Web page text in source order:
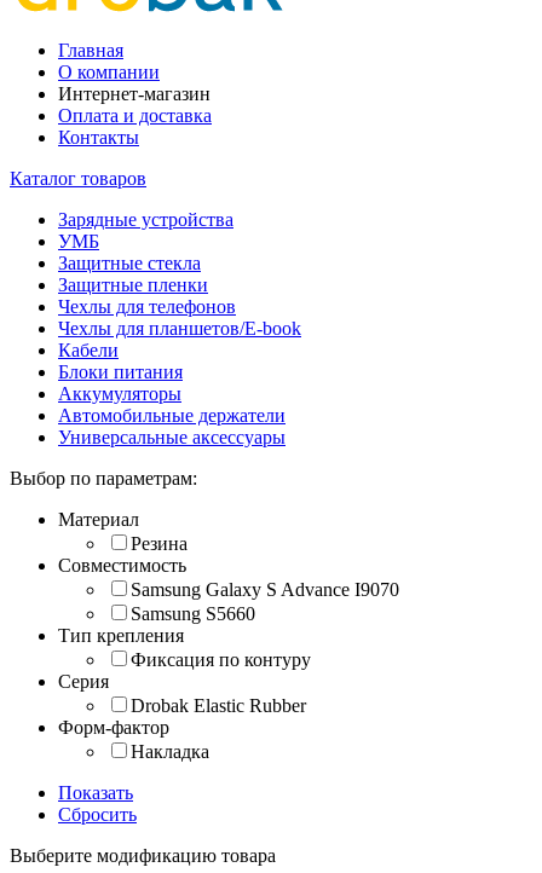
Главная
О компании
Интернет-магазин
Оплата и доставка
Контакты
Каталог товаров
Зарядные устройства
УМБ
Защитные стекла
Защитные пленки
Чехлы для телефонов
Чехлы для планшетов/E-book
Кабели
Блоки питания
Аккумуляторы
Автомобильные держатели
Универсальные аксессуары
Выбор по параметрам:
Материал
Резина
Совместимость
Samsung Galaxy S Advance I9070
Samsung S5660
Тип крепления
Фиксация по контуру
Серия
Drobak Elastic Rubber
Форм-фактор
Накладка
Показать
Сбросить
Выберите модификацию товара